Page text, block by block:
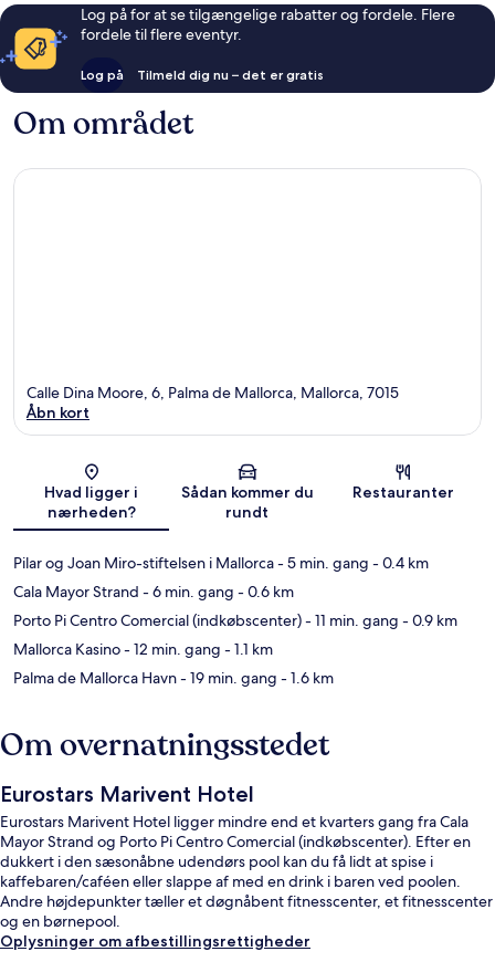
Log på for at se tilgængelige rabatter og fordele. Flere
fordele til flere eventyr.
Log på Tilmeld dig nu – det er gratis
Om området
Kort
Calle Dina Moore, 6, Palma de Mallorca, Mallorca, 7015
Åbn kort
Hvad ligger i
nærheden?
Sådan kommer du
rundt
Restauranter
Pilar og Joan Miro-stiftelsen i Mallorca- 5 min. gang - 0.4 km
Cala Mayor Strand - 6 min. gang - 0.6 km
Porto Pi Centro Comercial (indkøbscenter)- 11 min. gang - 0.9 km
Mallorca Kasino- 12 min. gang - 1.1 km
Palma de Mallorca Havn- 19 min. gang - 1.6 km
Om overnatningsstedet
Eurostars Marivent Hotel
Eurostars Marivent Hotel ligger mindre end et kvarters gang fra Cala
Mayor Strand og Porto Pi Centro Comercial (indkøbscenter). Efter en
dukkert i den sæsonåbne udendørs pool kan du få lidt at spise i
kaffebaren/caféen eller slappe af med en drink i baren ved poolen.
Andre højdepunkter tæller et døgnåbent fitnesscenter, et fitnesscenter
og en børnepool.
Oplysninger om afbestillingsrettigheder